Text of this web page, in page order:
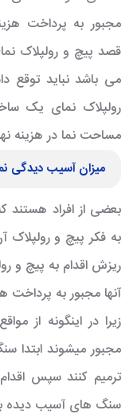
مجبور به پرداخت
قصد پیچ و رولپلاک
می باشد نباید توقع
رولپلاک نمای یک
مساحت نما در هزینه
میزان آسیب دیدگی
بعضی از افراد هستند
به فکر پیچ و رولپلاک
ریزش اقدام به پیچ و
آنها مجبور به پرداخت
زیرا در اینگونه از
مجبور میشوند ابتدا
ترمیم کنند سپس
سنگ های آسیب دیده